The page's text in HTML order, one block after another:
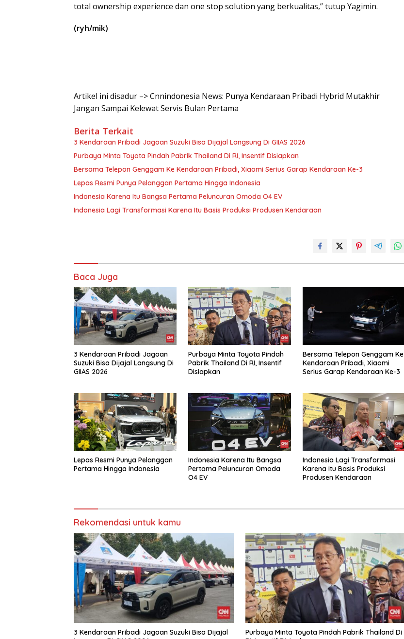
total ownership experience dan one stop solution yang berkualitas,” tutup Yagimin.
(ryh/mik)
Artikel ini disadur –> Cnnindonesia News: Punya Kendaraan Pribadi Hybrid Mutakhir
Jangan Sampai Kelewat Servis Bulan Pertama
Berita Terkait
3 Kendaraan Pribadi Jagoan Suzuki Bisa Dijajal Langsung Di GIIAS 2026
Purbaya Minta Toyota Pindah Pabrik Thailand Di RI, Insentif Disiapkan
Bersama Telepon Genggam Ke Kendaraan Pribadi, Xiaomi Serius Garap Kendaraan Ke-3
Lepas Resmi Punya Pelanggan Pertama Hingga Indonesia
Indonesia Karena Itu Bangsa Pertama Peluncuran Omoda O4 EV
Indonesia Lagi Transformasi Karena Itu Basis Produksi Produsen Kendaraan
Baca Juga
3 Kendaraan Pribadi Jagoan
Suzuki Bisa Dijajal Langsung Di
GIIAS 2026
Purbaya Minta Toyota Pindah
Pabrik Thailand Di RI, Insentif
Disiapkan
Bersama Telepon Genggam Ke
Kendaraan Pribadi, Xiaomi
Serius Garap Kendaraan Ke-3
Lepas Resmi Punya Pelanggan
Pertama Hingga Indonesia
Indonesia Karena Itu Bangsa
Pertama Peluncuran Omoda
O4 EV
Indonesia Lagi Transformasi
Karena Itu Basis Produksi
Produsen Kendaraan
Rekomendasi untuk kamu
3 Kendaraan Pribadi Jagoan Suzuki Bisa Dijajal
Purbaya Minta Toyota Pindah Pabrik Thailand Di